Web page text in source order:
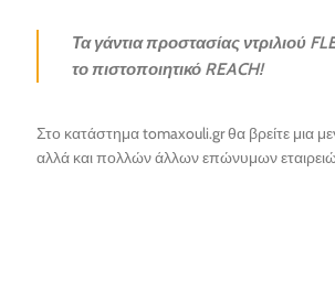
Τα γάντια προστασίας ντριλιού
το πιστοποιητικό REACH!
Στο κατάστημα tomaxouli.gr θα βρείτε μια
αλλά και πολλών άλλων επώνυμων